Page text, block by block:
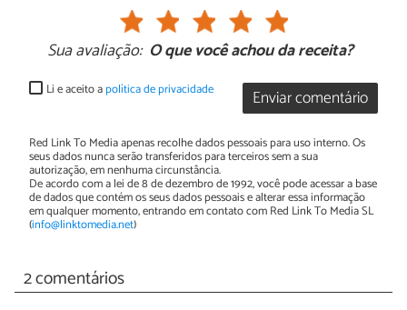
Sua avaliação: O que você achou da receita?
Enviar comentário
Li e aceito apolítica de privacidade
Red Link To Media apenas recolhe dados pessoais para uso interno. Os
seus dados nunca serão transferidos para terceiros sem a sua
autorização, em nenhuma circunstância.
De acordo com a lei de 8 de dezembro de 1992, você pode acessar a base
de dados que contém os seus dados pessoais e alterar essa informação
em qualquer momento, entrando em contato com Red Link To Media SL
(info@linktomedia.net)
2 comentários